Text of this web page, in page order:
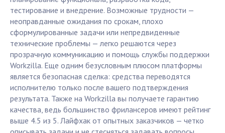
тестирование и внедрение. Возможные трудности —
неоправданные ожидания по срокам, плохо
сформулированные задачи или непредвиденные
технические проблемы — легко решаются через
прозрачную коммуникацию и помощь службы поддержки
Workzilla. Еще одним безусловным плюсом платформы
является безопасная сделка: средства переводятся
исполнителю только после вашего подтверждения
результата. Также на Workzilla вы получаете гарантию
качества, ведь большинство фрилансеров имеют рейтинг
выше 4.5 из 5. Лайфхак от опытных заказчиков — четко